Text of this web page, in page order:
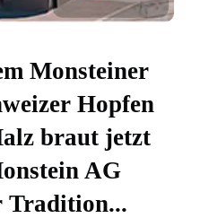
Monsteiner
Hopfen
braut jetzt
AG
Tradition...